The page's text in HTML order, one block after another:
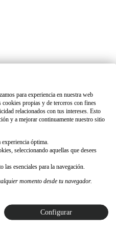
para experiencia en nuestra web
propias y de terceros con fines
relacionados con tus intereses. Esto
y a mejorar continuamente nuestro sitio
óptima.
seleccionando aquellas que desees
las esenciales para la navegación.
momento desde tu navegador.
Configurar